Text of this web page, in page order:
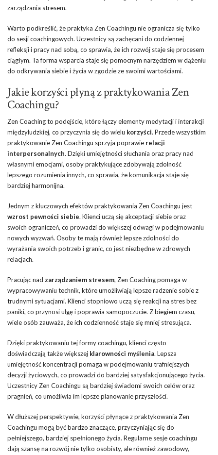
zarządzania stresem.
Warto podkreślić, że praktyka Zen Coachingu nie ogranicza się tylko
do sesji coachingowych. Uczestnicy są zachęcani do codziennej
refleksji i pracy nad sobą, co sprawia, że ich rozwój staje się procesem
ciągłym. Ta forma wsparcia staje się pomocnym narzędziem w dążeniu
do odkrywania siebie i życia w zgodzie ze swoimi wartościami.
Jakie korzyści płyną z praktykowania Zen
Coachingu?
Zen Coaching to podejście, które łączy elementy medytacji i interakcji
międzyludzkiej, co przyczynia się do wielu korzyści. Przede wszystkim
praktykowanie Zen Coachingu sprzyja poprawie relacji
interpersonalnych. Dzięki umiejętności słuchania oraz pracy nad
własnymi emocjami, osoby praktykujące zdobywają zdolność
lepszego rozumienia innych, co sprawia, że komunikacja staje się
bardziej harmonijna.
Jednym z kluczowych efektów praktykowania Zen Coachingu jest
wzrost pewności siebie. Klienci uczą się akceptacji siebie oraz
swoich ograniczeń, co prowadzi do większej odwagi w podejmowaniu
nowych wyzwań. Osoby te mają również lepsze zdolności do
wyrażania swoich potrzeb i granic, co jest niezbędne w zdrowych
relacjach.
Pracując nad zarządzaniem stresem, Zen Coaching pomaga w
wypracowywaniu technik, które umożliwiają lepsze radzenie sobie z
trudnymi sytuacjami. Klienci stopniowo uczą się reakcji na stres bez
paniki, co przynosi ulgę i poprawia samopoczucie. Z biegiem czasu,
wiele osób zauważa, że ich codzienność staje się mniej stresująca.
Dzięki praktykowaniu tej formy coachingu, klienci często
doświadczają także większej klarowności myślenia. Lepsza
umiejętność koncentracji pomaga w podejmowaniu trafniejszych
decyzji życiowych, co prowadzi do bardziej satysfakcjonującego życia.
Uczestnicy Zen Coachingu są bardziej świadomi swoich celów oraz
pragnień, co umożliwia im lepsze planowanie przyszłości.
W dłuższej perspektywie, korzyści płynące z praktykowania Zen
Coachingu mogą być bardzo znaczące, przyczyniając się do
pełniejszego, bardziej spełnionego życia. Regularne sesje coachingu
dają szansę na rozwój nie tylko osobisty, ale również zawodowy,